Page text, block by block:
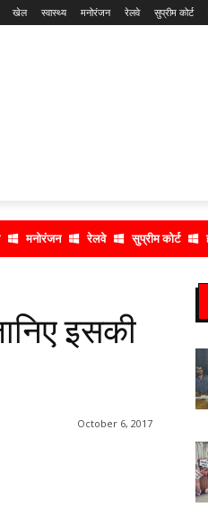
खेल स्वास्थ्य मनोरंजन रेलवे सुप्रीम कोर्ट
मनोरंजन रेलवे सुप्रीम कोर्ट
इसकी
October 6, 2017